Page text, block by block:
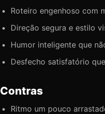
Roteiro engenhoso com
Direção segura e estilo
Humor inteligente que
Desfecho satisfatório
Contras
Ritmo um pouco